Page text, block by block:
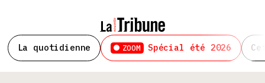
La quotidienne ZOOM Spécial été 2026